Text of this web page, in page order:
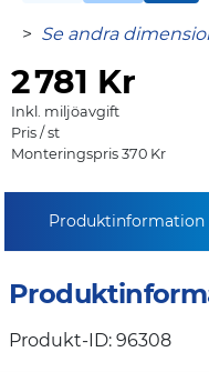
> Se andra
2781 Kr
Inkl. miljöavgift
Pris / st
Monteringspris 370 Kr
Produktinformation
Produkt-ID: 96308